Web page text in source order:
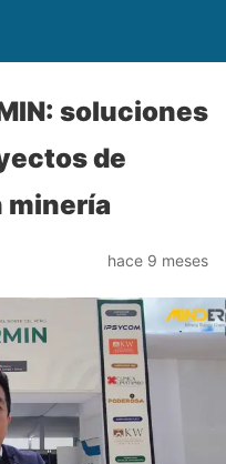
soluciones
de
minería
hace 9 meses